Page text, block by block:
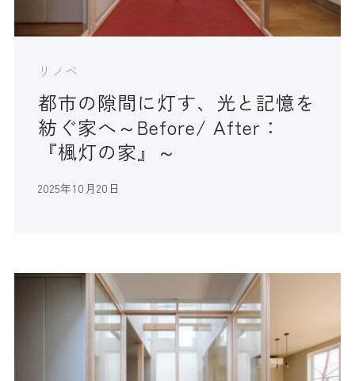
リノベ
都市の隙間に灯す、光と記憶を
紡ぐ家へ～Before/ After：
『楓灯の家』～
2025年10月20日